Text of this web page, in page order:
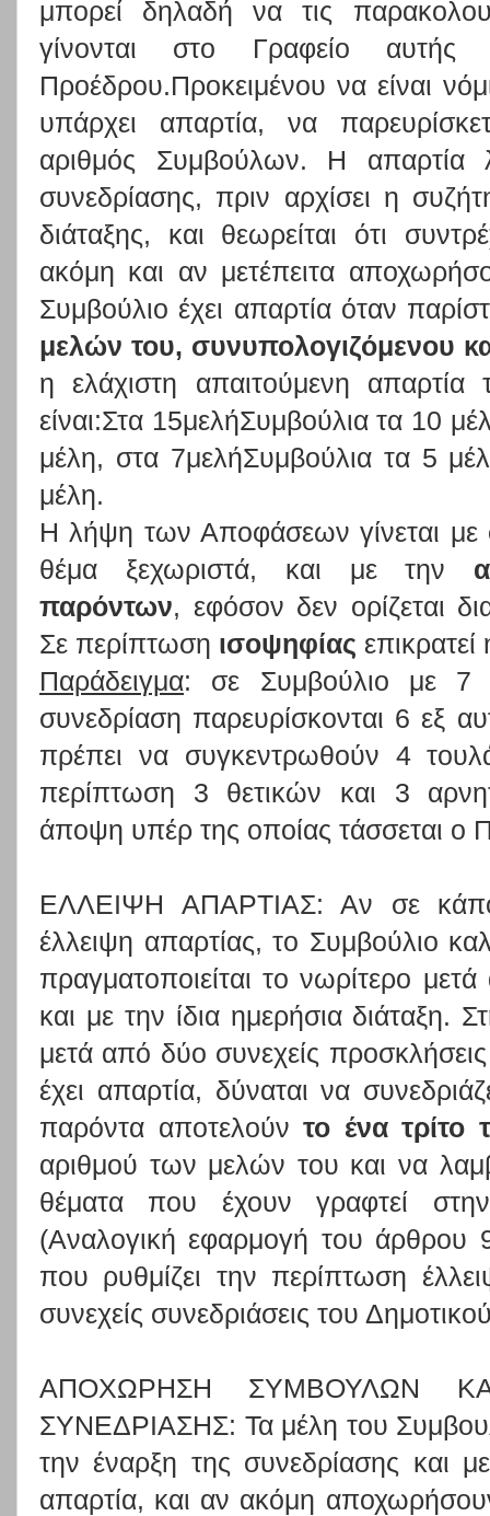
μπορεί δηλαδή να τις
γίνονται στο Γραφείο
Προέδρου.Προκειμένου να είναι
υπάρχει απαρτία, να
αριθμός Συμβούλων. Η απαρτία
συνεδρίασης, πριν αρχίσει η
διάταξης, και θεωρείται ότι
ακόμη και αν μετέπειτα
Συμβούλιο έχει απαρτία όταν
μελών του, συνυπολογιζόμενου
η ελάχιστη απαιτούμενη
είναι:Στα 15μελήΣυμβούλια τα 10
μέλη, στα 7μελήΣυμβούλια τα 5
μέλη.
Η λήψη των Αποφάσεων γίνεται με
θέμα ξεχωριστά, και με την
παρόντων, εφόσον δεν ορίζεται
Σε περίπτωση ισοψηφίας
Παράδειγμα: σε Συμβούλιο με 7
συνεδρίαση παρευρίσκονται 6 εξ
πρέπει να συγκεντρωθούν 4
περίπτωση 3 θετικών και 3
άποψη υπέρ της οποίας τάσσεται ο
ΕΛΛΕΙΨΗ ΑΠΑΡΤΙΑΣ: Αν σε
έλλειψη απαρτίας, το Συμβούλιο
πραγματοποιείται το νωρίτερο
και με την ίδια ημερήσια
μετά από δύο συνεχείς
έχει απαρτία, δύναται να
παρόντα αποτελούντο ένα τρίτο
αριθμού των μελών του και να
θέματα που έχουν γραφτεί
(Αναλογική εφαρμογή του
που ρυθμίζει την περίπτωση
συνεχείς συνεδριάσεις του
ΑΠΟΧΩΡΗΣΗ ΣΥΜΒΟΥΛΩΝ
ΣΥΝΕΔΡΙΑΣΗΣ: Τα μέλη του
την έναρξη της συνεδρίασης και
απαρτία, και αν ακόμη